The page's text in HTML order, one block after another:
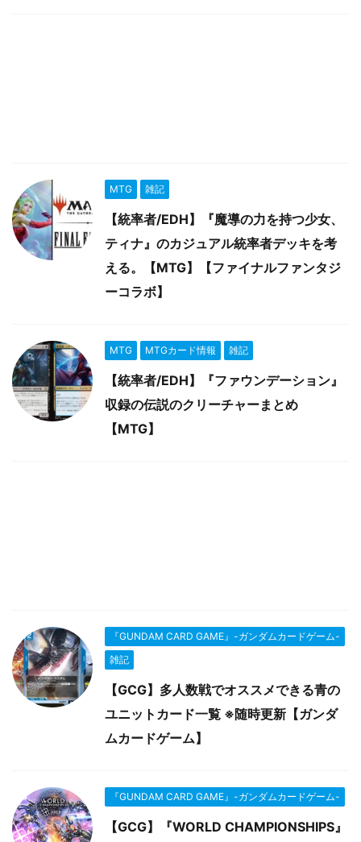
MTG 雑記
【統率者/EDH】『魔導の力を持つ少女、
ティナ』のカジュアル統率者デッキを考
える。【MTG】【ファイナルファンタジ
ーコラボ】
MTG MTGカード情報 雑記
【統率者/EDH】『ファウンデーション』
収録の伝説のクリーチャーまとめ
【MTG】
『GUNDAM CARD GAME』-ガンダムカードゲーム-
雑記
【GCG】多人数戦でオススメできる青の
ユニットカード一覧 ※随時更新【ガンダ
ムカードゲーム】
『GUNDAM CARD GAME』-ガンダムカードゲーム-
【GCG】『WORLD CHAMPIONSHIPS』